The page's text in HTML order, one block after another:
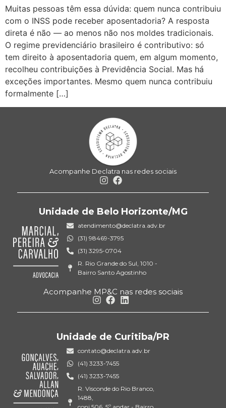
Muitas pessoas têm essa dúvida: quem nunca contribuiu
com o INSS pode receber aposentadoria? A resposta
direta é não — ao menos não nos moldes tradicionais.
O regime previdenciário brasileiro é contributivo: só
tem direito à aposentadoria quem, em algum momento,
recolheu contribuições à Previdência Social. Mas há
exceções importantes. Mesmo quem nunca contribuiu
formalmente […]
Acompanhe Declatra nas redes sociais
Unidade de Belo Horizonte/MG
atendimento@declatra.adv.br
(31) 98469-3795
(31) 3295-0704
R. Rio Grande do Sul, 1010 -
Bairro Santo Agostinho
Acompanhe MP&C nas redes sociais
Unidade de Curitiba/PR
contato@declatra.adv.br
(41) 3233-7455
(41) 3233-7455
R. Visconde do Rio Branco,
1488,